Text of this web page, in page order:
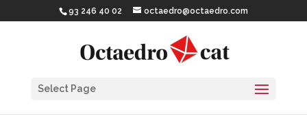
93 246 40 02 octaedro@octaedro.com
Select Page